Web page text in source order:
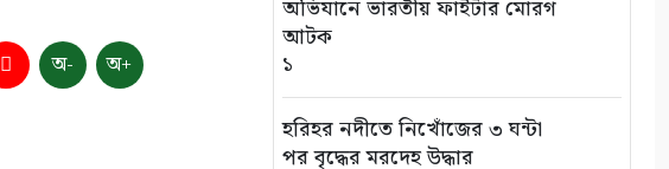
অ- অ+
অভিযানে ভারতীয় ফাইটার মোরগ
আটক
১
হরিহর নদীতে নিখোঁজের ৩ ঘন্টা
পর বৃদ্ধের মরদেহ উদ্ধার